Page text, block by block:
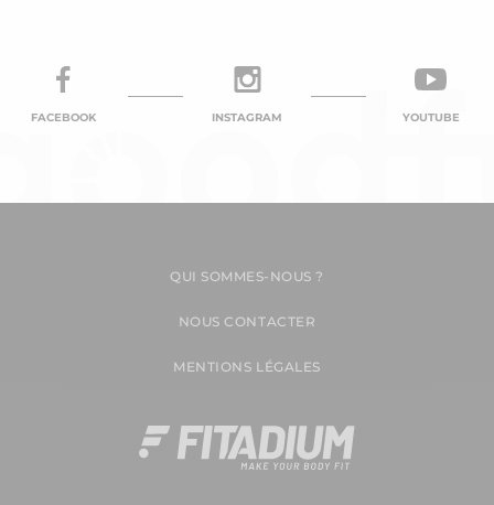
FACEBOOK INSTAGRAM YOUTUBE
QUI SOMMES-NOUS ?
NOUS CONTACTER
MENTIONS LÉGALES